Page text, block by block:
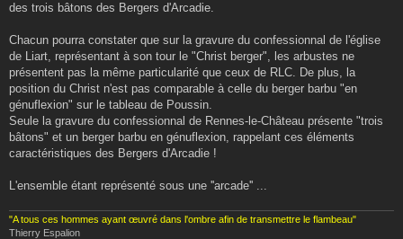
des trois bâtons des Bergers d'Arcadie.
Chacun pourra constater que sur la gravure du confessionnal de l'église
de Liart, représentant à son tour le "Christ berger", les arbustes ne
présentent pas la même particularité que ceux de RLC. De plus, la
position du Christ n'est pas comparable à celle du berger barbu "en
génuflexion" sur le tableau de Poussin.
Seule la gravure du confessionnal de Rennes-le-Château présente "trois
bâtons" et un berger barbu en génuflexion, rappelant ces éléments
caractéristiques des Bergers d'Arcadie !
L'ensemble étant représenté sous une ''arcade'' ...
"A tous ces hommes ayant œuvré dans l'ombre afin de transmettre le flambeau"
Thierry Espalion